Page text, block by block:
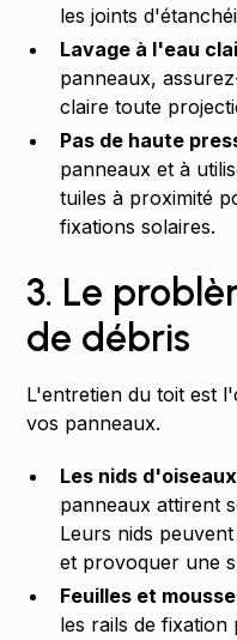
les joints
Lavage à l'eau
panneaux,
claire toute
Pas de haute
panneaux et à
tuiles à proximité
fixations solaires.
3. Le
de débris
L'entretien du toit est
vos panneaux.
Les nids
panneaux attirent
Leurs nids
et provoquer une
Feuilles et
les rails de